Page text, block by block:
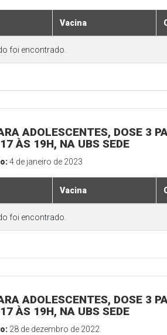
Vacina
foi encontrado.
ADOLESCENTES, DOSE 3
ÀS 19H, NA UBS SEDE
4 de janeiro de 2023
Vacina
foi encontrado.
ADOLESCENTES, DOSE 3
ÀS 19H, NA UBS SEDE
28 de dezembro de 2022